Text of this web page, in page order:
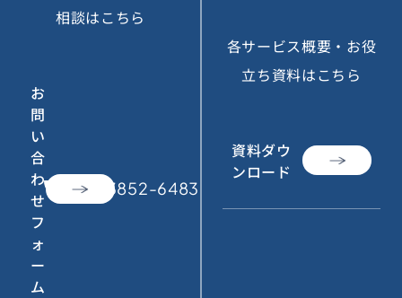
相談はこちら
お
問
い
合
わ
せ
フ
ォ
ー
ム
call 050-3852-6483
各サービス概要・お役
立ち資料はこちら
資料ダウ
ンロード